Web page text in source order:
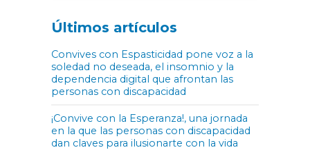
Últimos artículos
Convives con Espasticidad pone voz a la
soledad no deseada, el insomnio y la
dependencia digital que afrontan las
personas con discapacidad
¡Convive con la Esperanza!, una jornada
en la que las personas con discapacidad
dan claves para ilusionarte con la vida